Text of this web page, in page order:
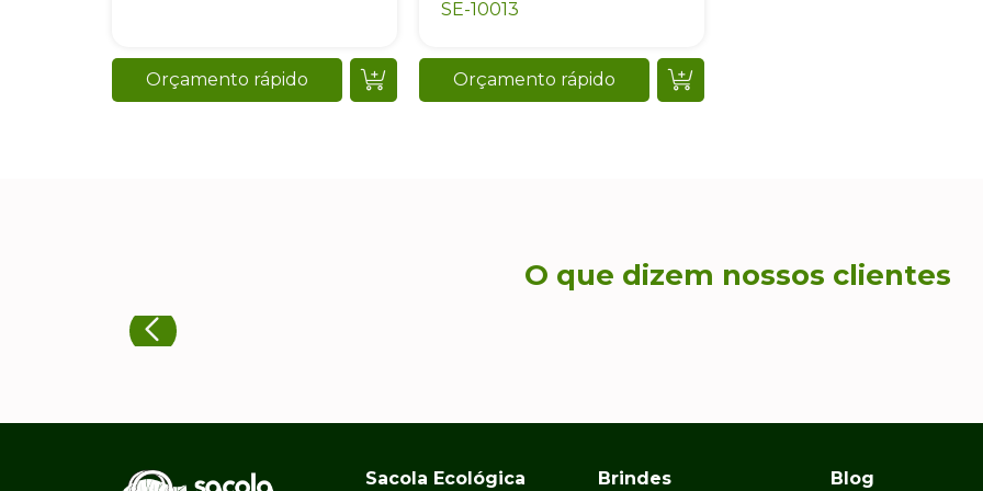
Orçamento rápido
SE-10013
Orçamento rápido
O que dizem nossos clientes
Sacola Ecológica Brindes Blog